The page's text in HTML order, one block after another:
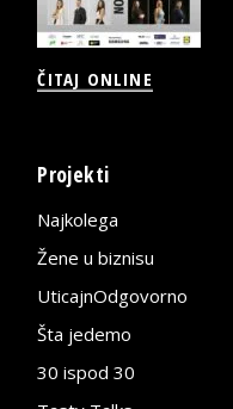
ČITAJ ONLINE
Projekti
Najkolega
Žene u biznisu
UticajnOdgovorno
Šta jedemo
30 ispod 30